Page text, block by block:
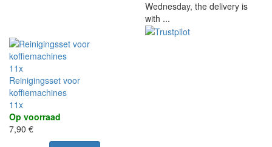
Wednesday, the delivery is
with ...
11x
Reinigingsset voor
koffiemachines
11x
Op voorraad
7,90 €